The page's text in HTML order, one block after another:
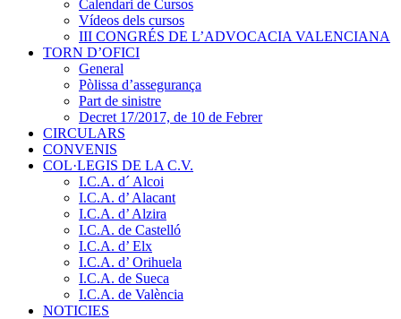
Calendari de Cursos
Vídeos dels cursos
III CONGRÉS DE L’ADVOCACIA VALENCIANA
TORN D’OFICI
General
Pòlissa d’assegurança
Part de sinistre
Decret 17/2017, de 10 de Febrer
CIRCULARS
CONVENIS
COL·LEGIS DE LA C.V.
I.C.A. d´ Alcoi
I.C.A. d’ Alacant
I.C.A. d’ Alzira
I.C.A. de Castelló
I.C.A. d’ Elx
I.C.A. d’ Orihuela
I.C.A. de Sueca
I.C.A. de València
NOTICIES